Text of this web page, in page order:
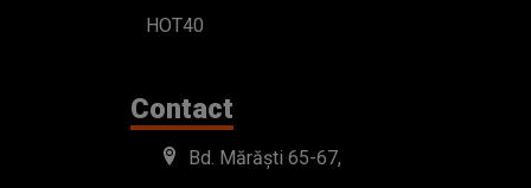
HOT40
Contact
Bd. Mărăști 65-67,